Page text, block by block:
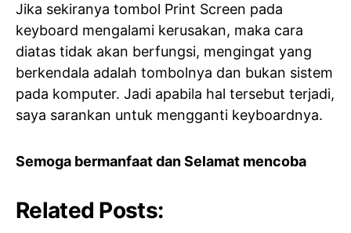
Jika sekiranya tombol Print Screen pada
keyboard mengalami kerusakan, maka cara
diatas tidak akan berfungsi, mengingat yang
berkendala adalah tombolnya dan bukan sistem
pada komputer. Jadi apabila hal tersebut terjadi,
saya sarankan untuk mengganti keyboardnya.
Semoga bermanfaat dan Selamat mencoba
Related Posts: